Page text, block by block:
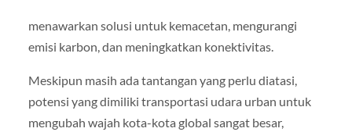
menawarkan solusi untuk kemacetan, mengurangi
emisi karbon, dan meningkatkan konektivitas.
Meskipun masih ada tantangan yang perlu diatasi,
potensi yang dimiliki transportasi udara urban untuk
mengubah wajah kota-kota global sangat besar,